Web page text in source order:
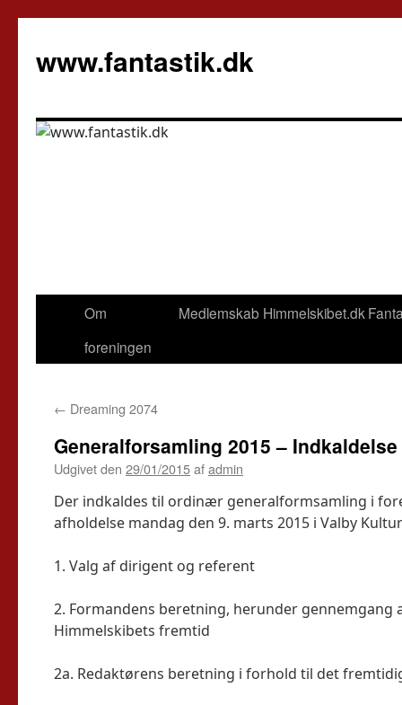
indhold
www.fantastik.dk
Om
foreningen
Medlemskab Himmelskibet.dk
← Dreaming 2074
Generalforsamling 2015 – Indkaldelse
Udgivet den 29/01/2015afadmin
Der indkaldes til ordinær generalformsamling i
afholdelse mandag den 9. marts 2015 i Valby
1. Valg af dirigent og referent
2. Formandens beretning, herunder gennemgang
Himmelskibets fremtid
2a. Redaktørens beretning i forhold til det